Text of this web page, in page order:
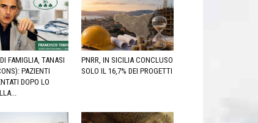
FAMIGLIA, TANASI
PAZIENTI
DOPO LO
PNRR, IN SICILIA CONCLUSO
SOLO IL 16,7% DEI PROGETTI